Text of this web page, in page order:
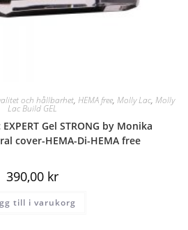
och hållbarhet, HEMA free, Molly Lac, Molly
Lac Build GEL
Gel STRONG by Monika
cover-HEMA-Di-HEMA free
390,00 kr
till i varukorg